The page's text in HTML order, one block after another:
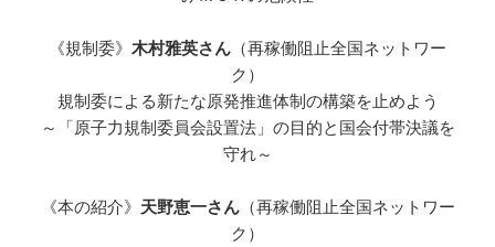
《規制委》 木村雅英さん （再稼働阻止全国ネットワー
ク）
規制委による新たな原発推進体制の構築を止めよう
～「原子力規制委員会設置法」の目的と国会付帯決議を
守れ～
《本の紹介》 天野恵一さん（再稼働阻止全国ネットワー
ク）